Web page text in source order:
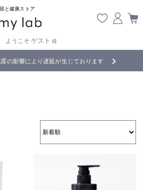
と健康ストア
ようこそ ゲスト 様
震の影響により遅延が生じております